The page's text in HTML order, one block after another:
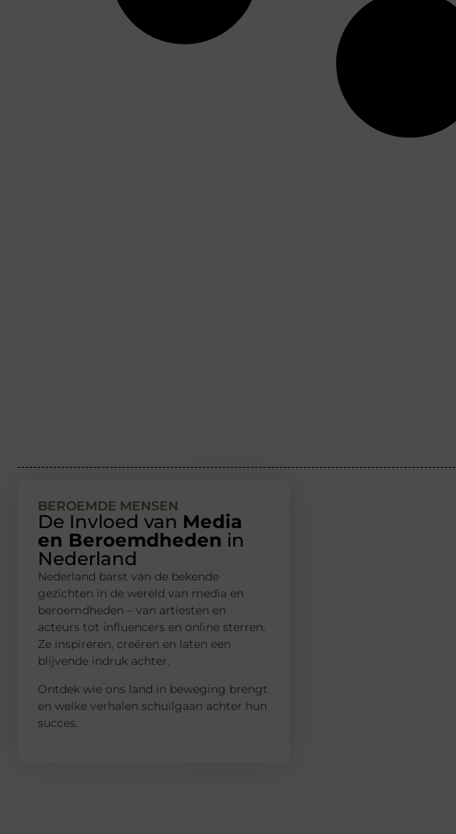
BEROEMDE MENSEN
De Invloed van Media
en Beroemdheden in
Nederland
Nederland barst van de bekende
gezichten in de wereld van media en
beroemdheden – van artiesten en
acteurs tot influencers en online sterren.
Ze inspireren, creëren en laten een
blijvende indruk achter.
Ontdek wie ons land in beweging brengt
en welke verhalen schuilgaan achter hun
succes.